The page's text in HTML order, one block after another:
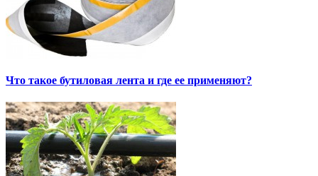
Что такое бутиловая лента и где ее применяют?